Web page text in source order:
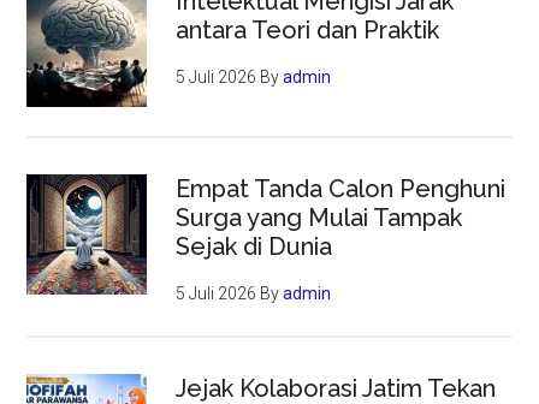
antara Teori dan Praktik
5 Juli 2026 Byadmin
Empat Tanda Calon Penghuni
Surga yang Mulai Tampak
Sejak di Dunia
5 Juli 2026 Byadmin
Jejak Kolaborasi Jatim Tekan